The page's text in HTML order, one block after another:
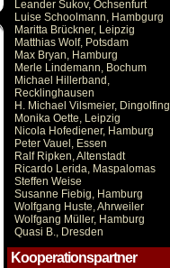
Leander Sukov, Ochsenfurt
Luise Schoolmann, Hambgurg
Maritta Brückner, Leipzig
Matthias Wolf, Potsdam
Max Bryan, Hamburg
Merle Lindemann, Bochum
Michael Hillerband,
Recklinghausen
H. Michael Vilsmeier, Dingolfing
Monika Oette, Leipzig
Nicola Hofediener, Hamburg
Peter Vauel, Essen
Ralf Ripken, Altenstadt
Ricardo Lerida, Maspalomas
Steffen Weise
Susanne Fiebig, Hamburg
Wolfgang Huste, Ahrweiler
Wolfgang Müller, Hamburg
Quasi B., Dresden
Kooperationspartner